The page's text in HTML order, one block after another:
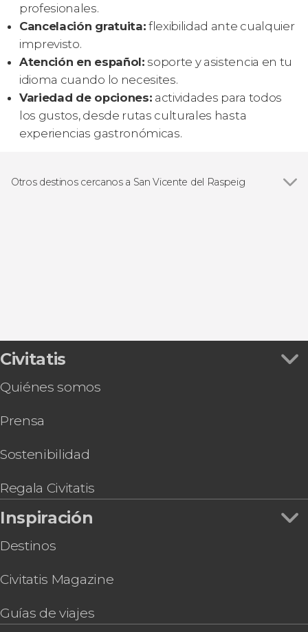
profesionales.
Cancelación gratuita: flexibilidad ante cualquier
imprevisto.
Atención en español: soporte y asistencia en tu
idioma cuando lo necesites.
Variedad de opciones: actividades para todos
los gustos, desde rutas culturales hasta
experiencias gastronómicas.
Otros destinos cercanos a San Vicente del Raspeig
Civitatis
Quiénes somos
Prensa
Sostenibilidad
Regala Civitatis
Inspiración
Destinos
Civitatis Magazine
Guías de viajes